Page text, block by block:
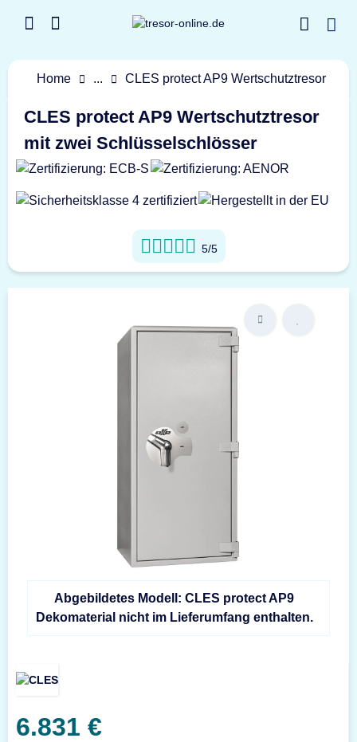
Home ... CLES protect AP9 Wertschutztresor
CLES protect AP9 Wertschutztresor
mit zwei Schlüsselschlösser
5/5
Abgebildetes Modell: CLES protect AP9
Dekomaterial nicht im Lieferumfang enthalten.
6.831 €